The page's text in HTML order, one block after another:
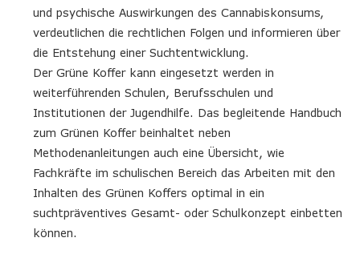
und psychische Auswirkungen des Cannabiskonsums,
verdeutlichen die rechtlichen Folgen und informieren über
die Entstehung einer Suchtentwicklung.
Der Grüne Koffer kann eingesetzt werden in
weiterführenden Schulen, Berufsschulen und
Institutionen der Jugendhilfe. Das begleitende Handbuch
zum Grünen Koffer beinhaltet neben
Methodenanleitungen auch eine Übersicht, wie
Fachkräfte im schulischen Bereich das Arbeiten mit den
Inhalten des Grünen Koffers optimal in ein
suchtpräventives Gesamt- oder Schulkonzept einbetten
können.